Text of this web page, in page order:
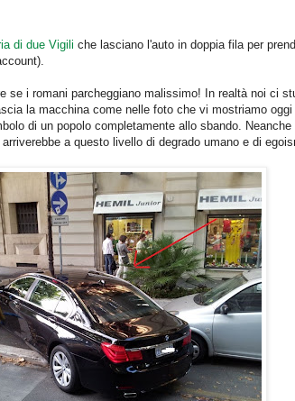
di due Vigili che lasciano l'auto in doppia fila per
se i romani parcheggiano malissimo! In realtà noi ci
la macchina come nelle foto che vi mostriamo oggi
di un popolo completamente allo sbando. Neanche
a questo livello di degrado umano e di